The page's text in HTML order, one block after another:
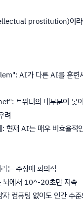
prostitution)이라
AI가 다른 AI를 훈련
트위터의 대부분이 봇
려
현재 AI는 매우 비효율적
는 주장에 회의적
뇌에서 10^-20초만 지속
컴퓨팅 없이도 인간 수